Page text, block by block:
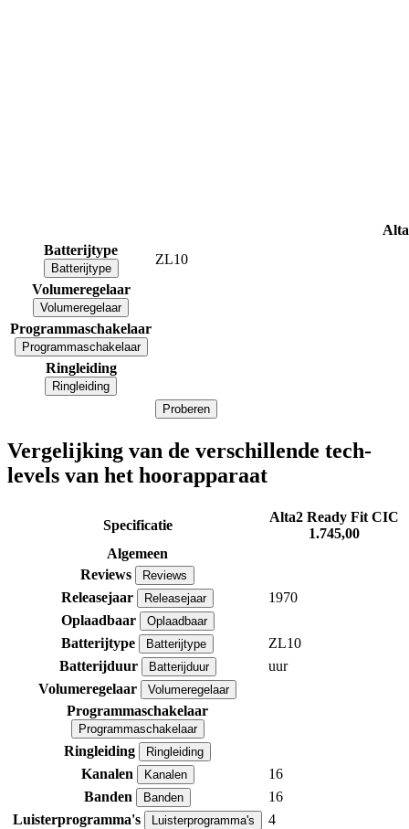
Batterijtype
Batterijtype
ZL10
Volumeregelaar
Volumeregelaar
Programmaschakelaar
Programmaschakelaar
Ringleiding
Ringleiding
Proberen
Vergelijking van de verschillende tech-
levels van het hoorapparaat
Specificatie
Alta2 Ready Fit CIC
1.745,00
Algemeen
Reviews
Reviews
Releasejaar Releasejaar
1970
Oplaadbaar
Oplaadbaar
Batterijtype Batterijtype
ZL10
Batterijduur
Batterijduur
uur
Volumeregelaar
Volumeregelaar
Programmaschakelaar
Programmaschakelaar
Ringleiding Ringleiding
Kanalen Kanalen
16
Banden
Banden
16
Luisterprogramma's
Luisterprogramma's
4